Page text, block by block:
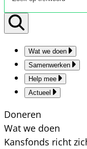
Wat we doen
Samenwerken
Help mee
Actueel
Doneren
Wat we doen
Kansfonds richt